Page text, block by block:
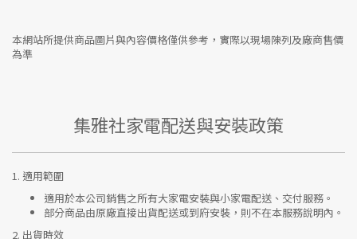
本網站所提供商品圖片與內容價格僅供參考，實際以現場陳列及廠商售價
為準
集雅社家電配送與安裝政策
1. 適用範圍
適用於本公司銷售之所有大家電安裝與小家電配送、交付服務。
部分商品由原廠直接出貨配送或到府安裝，則不在本服務說明內。
2. 出貨時效